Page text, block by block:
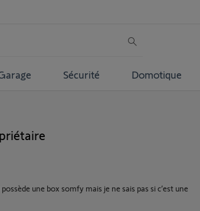
Sécurité Domotique
une box somfy mais je ne sais pas si c’est une